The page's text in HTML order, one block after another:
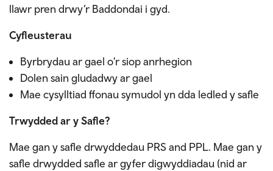
llawr pren drwy’r Baddondai i gyd.
Cyfleusterau
Byrbrydau ar gael o'r siop anrhegion
Dolen sain gludadwy ar gael
Mae cysylltiad ffonau symudol yn dda ledled y safle
Trwydded ar y Safle?
Mae gan y safle drwyddedau PRS and PPL. Mae gan y
safle drwydded safle ar gyfer digwyddiadau (nid ar